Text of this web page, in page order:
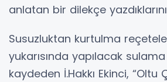
anlatan bir dilekçe
Susuzluktan kurtulma
yukarısında yapılacak
kaydeden İ.Hakkı Ekinci, “Oltu